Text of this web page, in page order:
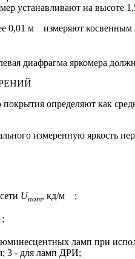
устанавливают на высоте
0,01 м
измеряют косвенным
диафрагма яркомера
определяют как
измеренную яркость
Unom, кд/м ;
;
ламп при
3 - для ламп ДРИ;